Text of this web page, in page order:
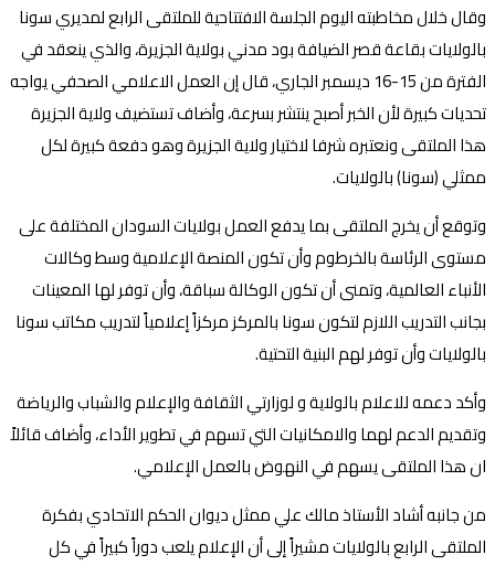
وقال خلال مخاطبته اليوم الجلسة الافتتاحية للملتقى الرابع لمديري سونا
بالولايات بقاعة قصر الضيافة بود مدني بولاية الجزيرة، والذي ينعقد في
الفترة من 15-16 ديسمبر الجاري، قال إن العمل الاعلامي الصحفي يواجه
تحديات كبيرة لأن الخبر أصبح ينتشر بسرعة، وأضاف تستضيف ولاية الجزيرة
هذا الملتقى ونعتبره شرفا لاختيار ولاية الجزيرة وهو دفعة كبيرة لكل
ممثلي (سونا) بالولايات.
وتوقع أن يخرج الملتقى بما يدفع العمل بولايات السودان المختلفة على
مستوى الرئاسة بالخرطوم وأن تكون المنصة الإعلامية وسط وكالات
الأنباء العالمية، وتمنى أن تكون الوكالة سباقة، وأن توفر لها المعينات
بجانب التدريب اللازم لتكون سونا بالمركز مركزاً إعلامياً لتدريب مكاتب سونا
بالولايات وأن توفر لهم البنية التحتية.
وأكد دعمه للاعلام بالولاية و لوزارتي الثقافة والإعلام والشباب والرياضة
وتقديم الدعم لهما والامكانيات التي تسهم في تطوير الأداء، وأضاف قائلاً
ان هذا الملتقى يسهم في النهوض بالعمل الإعلامي.
من جانبه أشاد الأستاذ مالك علي ممثل ديوان الحكم الاتحادي بفكرة
الملتقى الرابع بالولايات مشيراً إلى أن الإعلام يلعب دوراً كبيراً في كل